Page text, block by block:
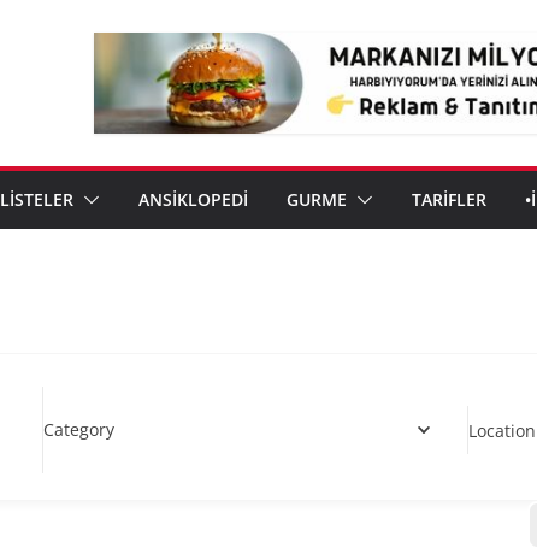
LİSTELER ANSİKLOPEDİ GURME TARİFLER
Category Location